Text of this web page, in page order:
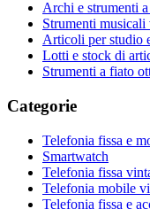
Archi e strumenti
Strumenti musicali
Articoli per studio
Lotti e stock di
Strumenti a fiato
Categorie
Telefonia fissa e
Smartwatch
Telefonia fissa
Telefonia mobile
Telefonia fissa e